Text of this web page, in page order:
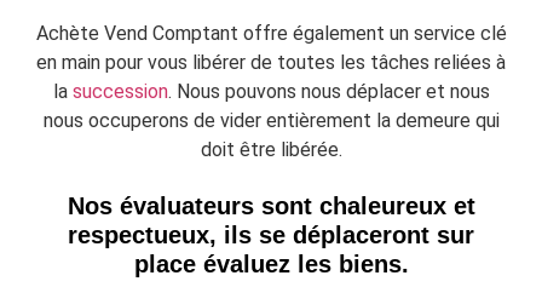
Achète Vend Comptant offre également un service clé
en main pour vous libérer de toutes les tâches reliées à
la succession. Nous pouvons nous déplacer et nous
nous occuperons de vider entièrement la demeure qui
doit être libérée.
Nos évaluateurs sont chaleureux et
respectueux, ils se déplaceront sur
place évaluez les biens.